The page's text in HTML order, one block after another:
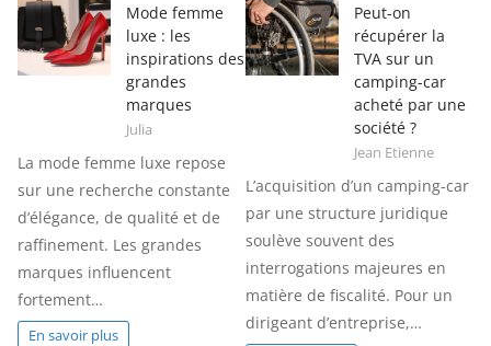
Mode femme
luxe : les
inspirations des
grandes
marques
Julia
La mode femme luxe repose
sur une recherche constante
d’élégance, de qualité et de
raffinement. Les grandes
marques influencent
fortement…
En savoir plus
Peut-on
récupérer la
TVA sur un
camping-car
acheté par une
société ?
Jean Etienne
L’acquisition d’un camping-car
par une structure juridique
soulève souvent des
interrogations majeures en
matière de fiscalité. Pour un
dirigeant d’entreprise,…